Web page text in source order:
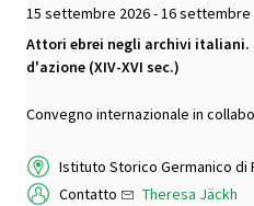
15 settembre 2026 - 16 settembre
Attori ebrei negli archivi italiani.
d'azione (XIV-XVI sec.)
Convegno internazionale in
Istituto Storico Germanico di
Contatto
Theresa Jäckh